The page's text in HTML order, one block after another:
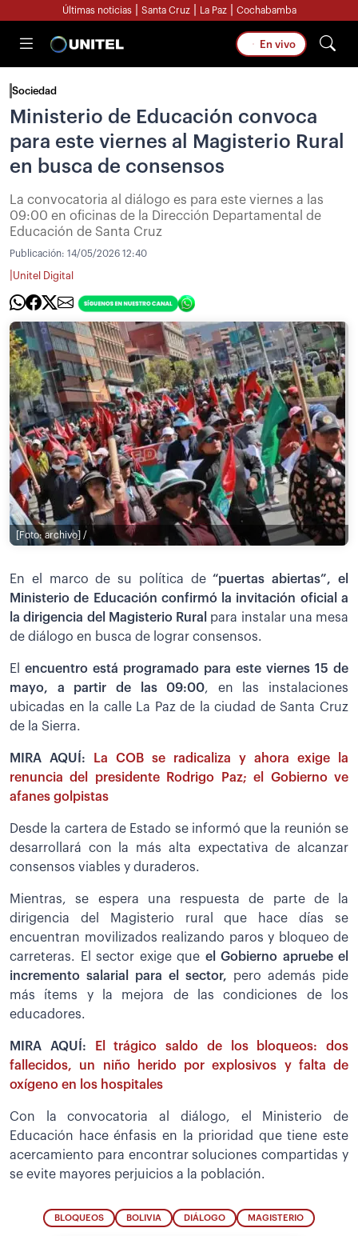
Últimas noticias Santa Cruz La Paz Cochabamba
En vivo
Sociedad
Ministerio de Educación convoca
para este viernes al Magisterio Rural
en busca de consensos
La convocatoria al diálogo es para este viernes a las
09:00 en oficinas de la Dirección Departamental de
Educación de Santa Cruz
Publicación: 14/05/2026 12:40
Unitel Digital
[Foto: archivo] /
En el marco de su política de“puertas abiertas”, el
Ministerio de Educación confirmó la invitación oficial a
la dirigencia del Magisterio Rural para instalar una mesa
de diálogo en busca de lograr consensos.
El encuentro está programado para este viernes 15 de
mayo, a partir de las 09:00, en las instalaciones
ubicadas en la calle La Paz de la ciudad de Santa Cruz
de la Sierra.
MIRA AQUÍ:
La COB se radicaliza y ahora exige la
renuncia del presidente Rodrigo Paz; el Gobierno ve
afanes golpistas
Desde la cartera de Estado se informó que la reunión se
desarrollará con la más alta expectativa de alcanzar
consensos viables y duraderos.
Mientras, se espera una respuesta de parte de la
dirigencia del Magisterio rural que hace días se
encuentran movilizados realizando paros y bloqueo de
carreteras. El sector exige que el Gobierno apruebe el
incremento salarial para el sector, pero además pide
más ítems y la mejora de las condiciones de los
educadores.
MIRA AQUÍ:
El trágico saldo de los bloqueos: dos
fallecidos, un niño herido por explosivos y falta de
oxígeno en los hospitales
Con la convocatoria al diálogo, el Ministerio de
Educación hace énfasis en la prioridad que tiene este
acercamiento para encontrar soluciones compartidas y
se evite mayores perjuicios a la población.
BLOQUEOS BOLIVIA DIÁLOGO MAGISTERIO